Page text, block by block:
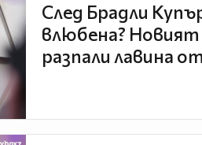
След Брадли
влюбена?
разпали лавина